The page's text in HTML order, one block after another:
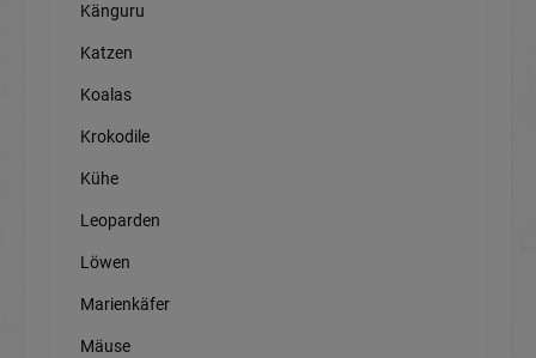
Känguru
Katzen
Koalas
Krokodile
Kühe
Leoparden
Löwen
Marienkäfer
Mäuse